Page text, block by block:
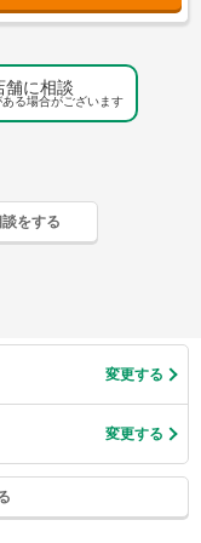
舗に相談
る場合がございます
をする
変更する
変更する